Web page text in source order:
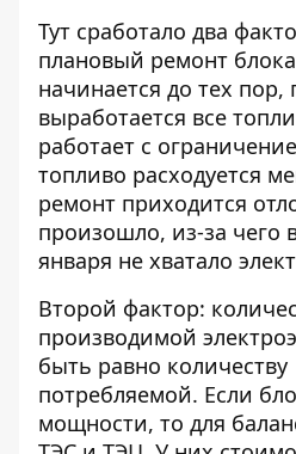
Тут сработало два
плановый ремонт
начинается до тех пор,
выработается все
работает с
топливо расходуется
ремонт приходится
произошло, из-за чего
января не хватало
Второй фактор:
производимой
быть равно количеству
потребляемой. Если
мощности, то для